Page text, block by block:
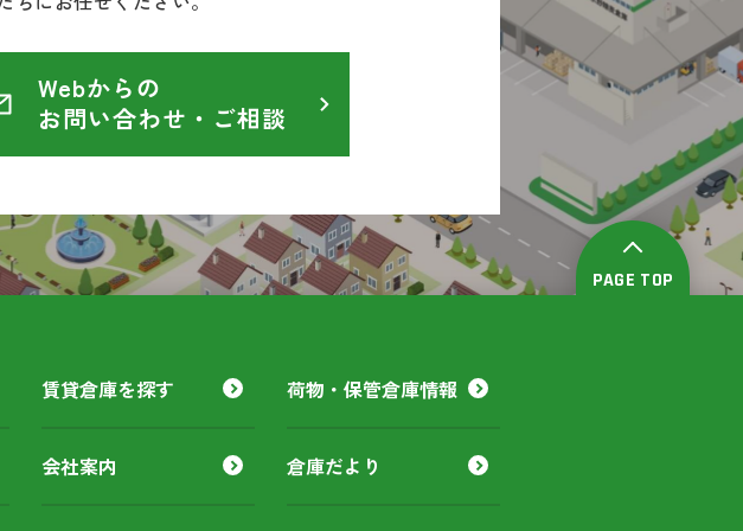
Webからの
お問い合わせ・ご相談
PAGE TOP
賃貸倉庫を探す 荷物・保管倉庫情報
会社案内 倉庫だより